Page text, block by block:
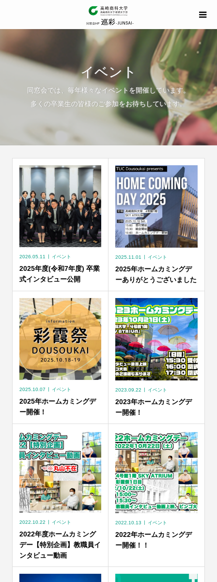
イベント
同窓会では、毎年様々なイベントを開催しています。
多くの卒業生の皆様のご参加をお待ちしています。
2026.05.11 イベント
2025年度(令和7年度) 卒業
式インタビュー公開
2025.11.01 イベント
2025年ホームカミングデ
ーありがとうございました
2025.10.07 イベント
2025年ホームカミングデ
ー開催！
2023.09.22 イベント
2023年ホームカミングデ
ー開催！
2022.10.22 イベント
2022年度ホームカミング
デー【特別企画】教職員イ
ンタビュー動画
2022.10.13 イベント
2022年ホームカミングデ
ー開催！！